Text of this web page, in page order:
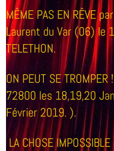
MÊME PAS EN RÊVE
Laurent du Var (06) le
TELETHON.
ON PEUT SE
72800 les 18,19,20
Février 2019. ).
LA CHOSE